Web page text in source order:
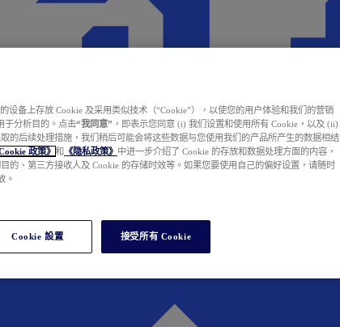
设备上存放 Cookie 及采用类似技术（“Cookie”），以使您的用户体验和我们的营销
于分析目的。点击“我同意” ，即表示您同意 (i) 我们设置和使用所有 Cookie，以及 (ii)
的后续处理措施，我们稍后可能会将这些数据与您使用我们的产品所产生的数据相结
Cookie 政策》 和 《隐私政策》 中进一步介绍了 Cookie 的存放和数据处理方面的内容，
的、第三方接收人及 Cookie 的存储时效等。如果您要使用自己的偏好设置，请随时
。
Cookie 設置 接受所有 Cookie